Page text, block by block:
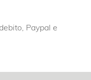
Paypal e